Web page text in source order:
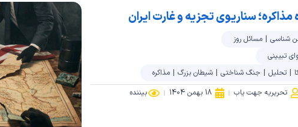
سناریوی تجزیه و غارت ایران
شناسی| مسائل روز
تبیینی
| تحلیل| جنگ شناختی| شیطان بزرگ| مذاکره
تحریریه جهت یاب 18 بهمن 1404 بیننده